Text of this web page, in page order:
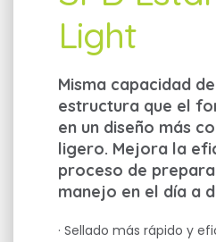
Light
Misma capacidad
estructura que el
en un diseño más
ligero. Mejora la
proceso de
manejo en el día a
· Sellado más rápido y